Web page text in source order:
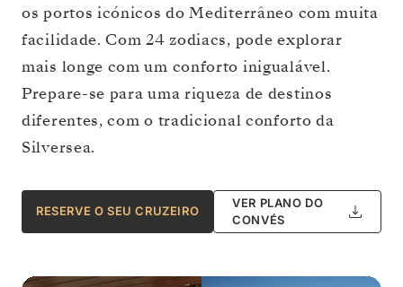
os portos icónicos do Mediterrâneo com muita
facilidade. Com 24 zodiacs, pode explorar
mais longe com um conforto inigualável.
Prepare-se para uma riqueza de destinos
diferentes, com o tradicional conforto da
Silversea.
RESERVE O SEU CRUZEIRO
VER PLANO DO
CONVÉS